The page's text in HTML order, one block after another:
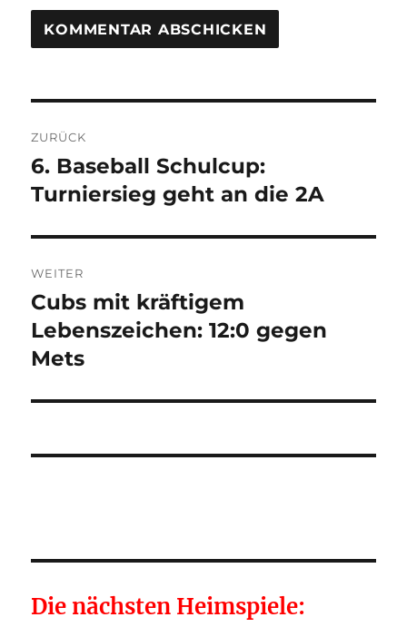
ZURÜCK
Vorheriger
Beitrag:
6. Baseball Schulcup:
Turniersieg geht an die 2A
WEITER
Nächster
Beitrag:
Cubs mit kräftigem
Lebenszeichen: 12:0 gegen
Mets
Die nächsten Heimspiele: